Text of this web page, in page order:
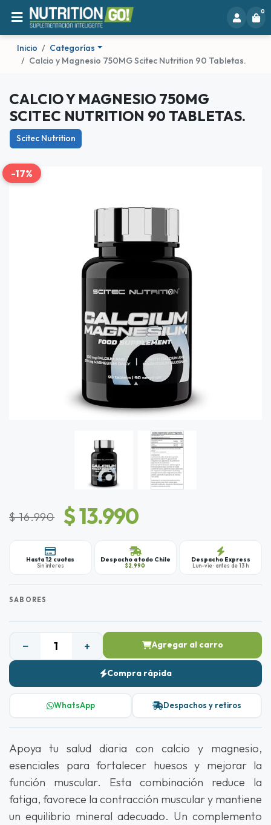
0
Inicio
Categorías
Calcio y Magnesio 750MG Scitec Nutrition 90 Tabletas.
CALCIO Y MAGNESIO 750MG
SCITEC NUTRITION 90 TABLETAS.
Scitec Nutrition
-17%
$ 16.990 $ 13.990
Hasta 12 cuotas
Sin interes
Despacho a todo Chile
$2.990
Despacho Express
Lun–vie · antes de 13 h
SABORES
− + Agregar al carro
Compra rápida
WhatsApp Despachos y retiros
Apoya tu salud diaria con calcio y magnesio,
esenciales para fortalecer huesos y mejorar la
función muscular. Esta combinación reduce la
fatiga, favorece la contracción muscular y mantiene
un equilibrio mineral adecuado. Un complemento